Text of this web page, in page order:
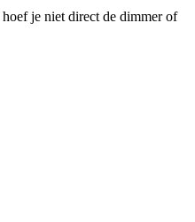
je niet direct de dimmer of